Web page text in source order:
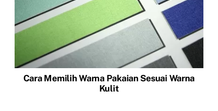
Cara Memilih Warna Pakaian Sesuai Warna
Kulit